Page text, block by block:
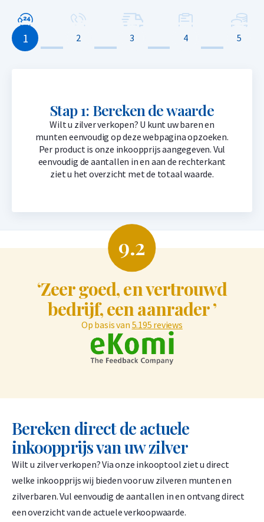
1.189,66
C. Hafner 20 gram goudbaar
1,50% onder spot
€2.379,32
C. Hafner 1 troy ounce goudbaar
+
3.699,84
C. Hafner 50 gram goudbaar
- +
C. Hafner 50 gram goudbaar - casted
1,50% onder spot
- +
€5.948,30
1 2 3 4 5
Stap 1: Bereken de waarde
Wilt u zilver verkopen? U kunt uw baren en
munten eenvoudig op deze webpagina opzoeken.
Per product is onze inkoopprijs aangegeven. Vul
eenvoudig de aantallen in en aan de rechterkant
ziet u het overzicht met de totaal waarde.
9.2
‘Zeer goed, en vertrouwd
bedrijf, een aanrader ’
Op basis van 5.195 reviews
Bereken direct de actuele
inkoopprijs van uw zilver
Wilt u zilver verkopen? Via onze inkooptool ziet u direct
welke inkoopprijs wij bieden voor uw zilveren munten en
zilverbaren. Vul eenvoudig de aantallen in en ontvang direct
een overzicht van de actuele verkoopwaarde.